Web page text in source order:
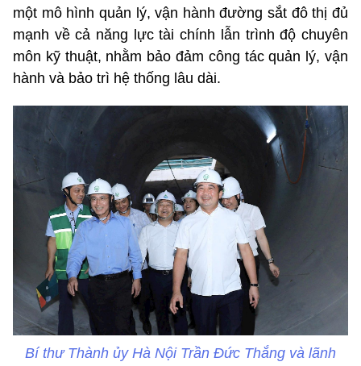
một mô hình quản lý, vận hành đường sắt đô thị đủ
mạnh về cả năng lực tài chính lẫn trình độ chuyên
môn kỹ thuật, nhằm bảo đảm công tác quản lý, vận
hành và bảo trì hệ thống lâu dài.
Bí thư Thành ủy Hà Nội Trần Đức Thắng và lãnh